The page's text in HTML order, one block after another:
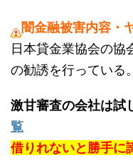
闇金融被害内容・
日本貸金業協会の協
の勧誘を行っている。
激甘審査の会社は試
覧
借りれないと勝手に